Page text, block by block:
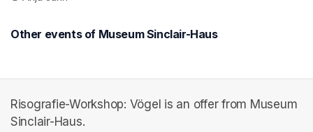
Other events of Museum Sinclair-Haus
Risografie-Workshop: Vögel is an offer from Museum
Sinclair-Haus.